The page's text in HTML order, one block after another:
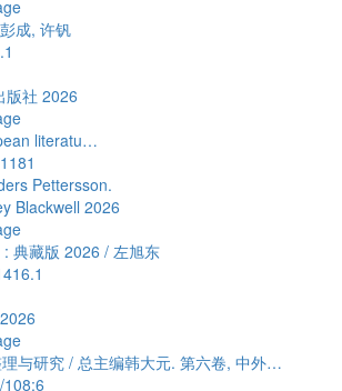
成, 许钒
版社 2026
literatu…
Pettersson.
Blackwell 2026
典藏版 2026 / 左旭东
与研究 / 总主编韩大元. 第六卷, 中外…